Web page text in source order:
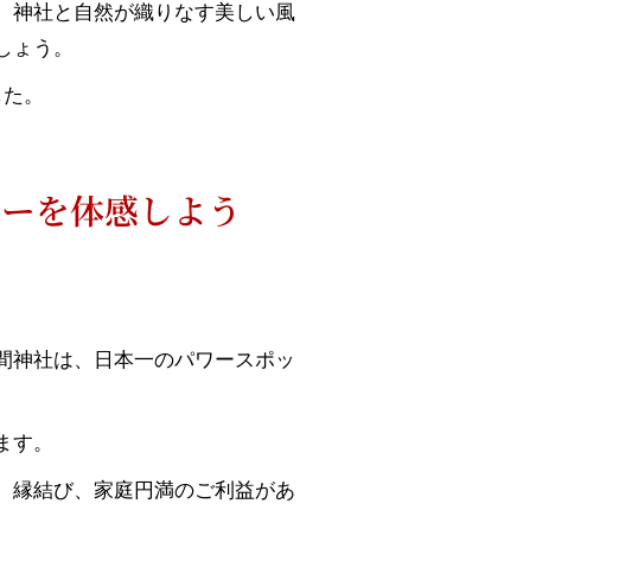
神社と自然が織りなす美しい風
う。
。
を体感しよう
神社は、日本一のパワースポッ
。
縁結び、家庭円満のご利益があ